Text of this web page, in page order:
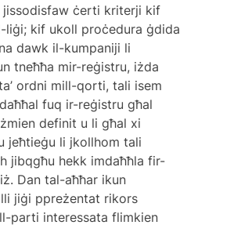
jissodisfaw ċerti kriterji kif
liġi; kif ukoll proċedura ġdida
dawk il-kumpaniji li
tneħħa mir-reġistru, iżda
ordni mill-qorti, tali isem
fuq ir-reġistru għal
definit u li għal xi
jeħtieġu li jkollhom tali
jibqgħu hekk imdaħħla fir-
Dan tal-aħħar ikun
jiġi ppreżentat rikors
parti interessata flimkien